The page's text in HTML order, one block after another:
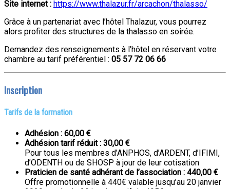
Site internet : https://www.thalazur.fr/arcachon/thalasso/
Grâce à un partenariat avec l’hôtel Thalazur, vous pourrez
alors profiter des structures de la thalasso en soirée.
Demandez des renseignements à l’hôtel en réservant votre
chambre au tarif préférentiel : 05 57 72 06 66
Inscription
Tarifs de la formation
Adhésion : 60,00 €
Adhésion tarif réduit : 30,00 €
Pour tous les membres d’ANPHOS, d’ARDENT, d’IFIMI,
d’ODENTH ou de SHOSP à jour de leur cotisation
Praticien de santé adhérant de l’association : 440,00 €
Offre promotionnelle à 440€ valable jusqu’au 20 janvier